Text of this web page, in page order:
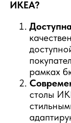
ИКЕА?
рамках
столы